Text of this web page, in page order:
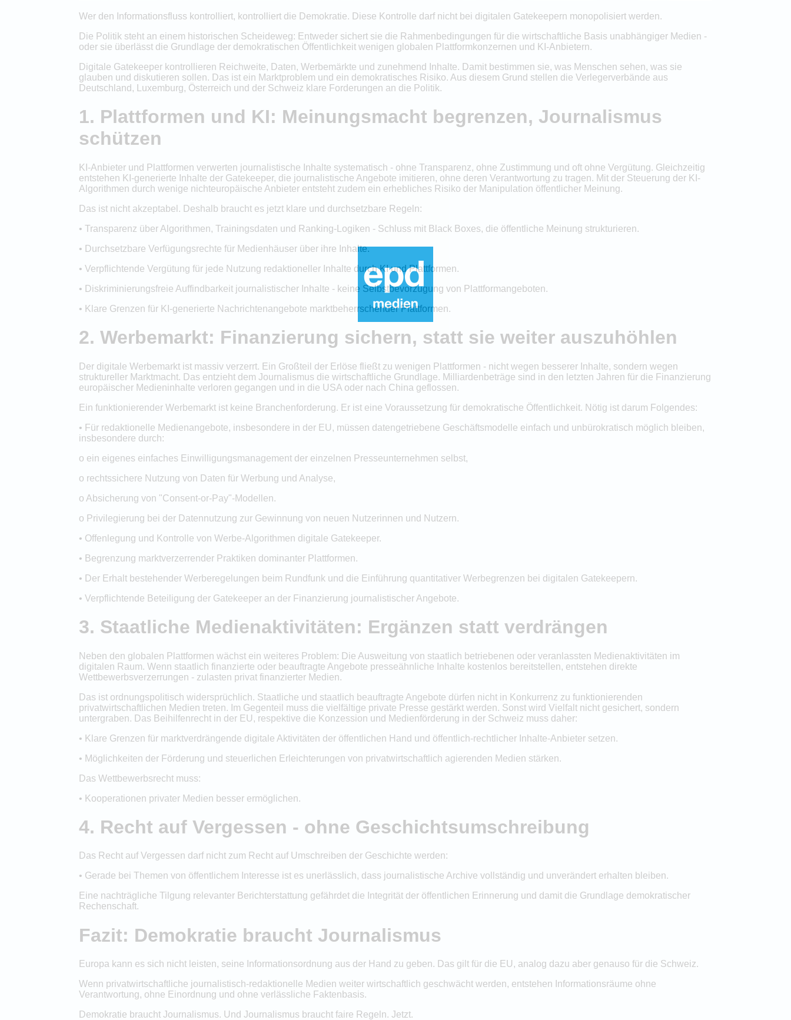
Wer den Informationsfluss kontrolliert, kontrolliert die Demokratie. Diese Kontrolle darf nicht bei digitalen Gatekeepern monopolisiert werden.
Die Politik steht an einem historischen Scheideweg: Entweder sichert sie die Rahmenbedingungen für die wirtschaftliche Basis unabhängiger Medien -
oder sie überlässt die Grundlage der demokratischen Öffentlichkeit wenigen globalen Plattformkonzernen und KI-Anbietern.
Digitale Gatekeeper kontrollieren Reichweite, Daten, Werbemärkte und zunehmend Inhalte. Damit bestimmen sie, was Menschen sehen, was sie
glauben und diskutieren sollen. Das ist ein Marktproblem und ein demokratisches Risiko. Aus diesem Grund stellen die Verlegerverbände aus
Deutschland, Luxemburg, Österreich und der Schweiz klare Forderungen an die Politik.
1. Plattformen und KI: Meinungsmacht begrenzen, Journalismus
schützen
KI-Anbieter und Plattformen verwerten journalistische Inhalte systematisch - ohne Transparenz, ohne Zustimmung und oft ohne Vergütung. Gleichzeitig
entstehen KI-generierte Inhalte der Gatekeeper, die journalistische Angebote imitieren, ohne deren Verantwortung zu tragen. Mit der Steuerung der KI-
Algorithmen durch wenige nichteuropäische Anbieter entsteht zudem ein erhebliches Risiko der Manipulation öffentlicher Meinung.
Das ist nicht akzeptabel. Deshalb braucht es jetzt klare und durchsetzbare Regeln:
• Transparenz über Algorithmen, Trainingsdaten und Ranking-Logiken - Schluss mit Black Boxes, die öffentliche Meinung strukturieren.
• Durchsetzbare Verfügungsrechte für Medienhäuser über ihre Inhalte.
• Verpflichtende Vergütung für jede Nutzung redaktioneller Inhalte durch KI und Plattformen.
• Diskriminierungsfreie Auffindbarkeit journalistischer Inhalte - keine Selbstbevorzugung von Plattformangeboten.
• Klare Grenzen für KI-generierte Nachrichtenangebote marktbeherrschender Plattformen.
2. Werbemarkt: Finanzierung sichern, statt sie weiter auszuhöhlen
Der digitale Werbemarkt ist massiv verzerrt. Ein Großteil der Erlöse fließt zu wenigen Plattformen - nicht wegen besserer Inhalte, sondern wegen
struktureller Marktmacht. Das entzieht dem Journalismus die wirtschaftliche Grundlage. Milliardenbeträge sind in den letzten Jahren für die Finanzierung
europäischer Medieninhalte verloren gegangen und in die USA oder nach China geflossen.
Ein funktionierender Werbemarkt ist keine Branchenforderung. Er ist eine Voraussetzung für demokratische Öffentlichkeit. Nötig ist darum Folgendes:
• Für redaktionelle Medienangebote, insbesondere in der EU, müssen datengetriebene Geschäftsmodelle einfach und unbürokratisch möglich bleiben,
insbesondere durch:
o ein eigenes einfaches Einwilligungsmanagement der einzelnen Presseunternehmen selbst,
o rechtssichere Nutzung von Daten für Werbung und Analyse,
o Absicherung von "Consent-or-Pay"-Modellen.
o Privilegierung bei der Datennutzung zur Gewinnung von neuen Nutzerinnen und Nutzern.
• Offenlegung und Kontrolle von Werbe-Algorithmen digitale Gatekeeper.
• Begrenzung marktverzerrender Praktiken dominanter Plattformen.
• Der Erhalt bestehender Werberegelungen beim Rundfunk und die Einführung quantitativer Werbegrenzen bei digitalen Gatekeepern.
• Verpflichtende Beteiligung der Gatekeeper an der Finanzierung journalistischer Angebote.
3. Staatliche Medienaktivitäten: Ergänzen statt verdrängen
Neben den globalen Plattformen wächst ein weiteres Problem: Die Ausweitung von staatlich betriebenen oder veranlassten Medienaktivitäten im
digitalen Raum. Wenn staatlich finanzierte oder beauftragte Angebote presseähnliche Inhalte kostenlos bereitstellen, entstehen direkte
Wettbewerbsverzerrungen - zulasten privat finanzierter Medien.
Das ist ordnungspolitisch widersprüchlich. Staatliche und staatlich beauftragte Angebote dürfen nicht in Konkurrenz zu funktionierenden
privatwirtschaftlichen Medien treten. Im Gegenteil muss die vielfältige private Presse gestärkt werden. Sonst wird Vielfalt nicht gesichert, sondern
untergraben. Das Beihilfenrecht in der EU, respektive die Konzession und Medienförderung in der Schweiz muss daher:
• Klare Grenzen für marktverdrängende digitale Aktivitäten der öffentlichen Hand und öffentlich-rechtlicher Inhalte-Anbieter setzen.
• Möglichkeiten der Förderung und steuerlichen Erleichterungen von privatwirtschaftlich agierenden Medien stärken.
Das Wettbewerbsrecht muss:
• Kooperationen privater Medien besser ermöglichen.
4. Recht auf Vergessen - ohne Geschichtsumschreibung
Das Recht auf Vergessen darf nicht zum Recht auf Umschreiben der Geschichte werden:
• Gerade bei Themen von öffentlichem Interesse ist es unerlässlich, dass journalistische Archive vollständig und unverändert erhalten bleiben.
Eine nachträgliche Tilgung relevanter Berichterstattung gefährdet die Integrität der öffentlichen Erinnerung und damit die Grundlage demokratischer
Rechenschaft.
Fazit: Demokratie braucht Journalismus
Europa kann es sich nicht leisten, seine Informationsordnung aus der Hand zu geben. Das gilt für die EU, analog dazu aber genauso für die Schweiz.
Wenn privatwirtschaftliche journalistisch-redaktionelle Medien weiter wirtschaftlich geschwächt werden, entstehen Informationsräume ohne
Verantwortung, ohne Einordnung und ohne verlässliche Faktenbasis.
Demokratie braucht Journalismus. Und Journalismus braucht faire Regeln. Jetzt.